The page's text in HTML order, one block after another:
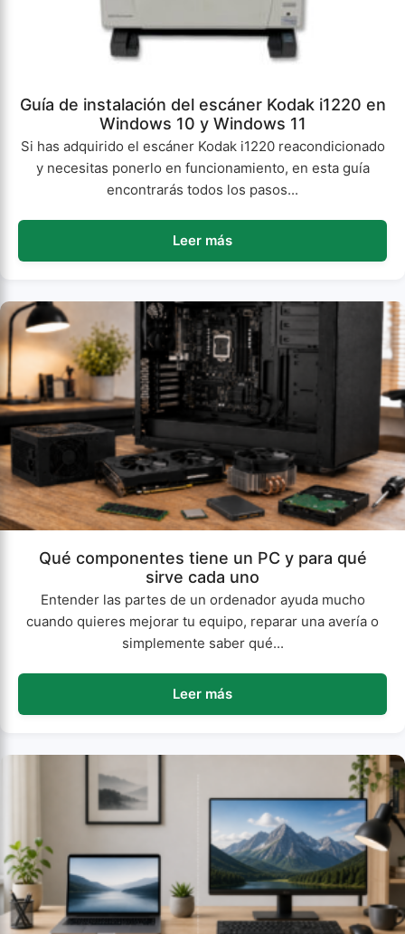
Guía de instalación del escáner Kodak i1220 en
Windows 10 y Windows 11
Si has adquirido el escáner Kodak i1220 reacondicionado
y necesitas ponerlo en funcionamiento, en esta guía
encontrarás todos los pasos...
Leer más
Qué componentes tiene un PC y para qué
sirve cada uno
Entender las partes de un ordenador ayuda mucho
cuando quieres mejorar tu equipo, reparar una avería o
simplemente saber qué...
Leer más